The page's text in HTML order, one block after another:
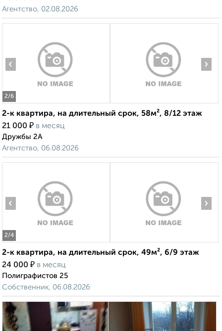
Агентство, 02.08.2026
2/6
‹ ›
2-к квартира, на длительный срок, 58м², 8/12 этаж
21 000 ₽ в месяц
Дружбы 2А
Агентство, 06.08.2026
2/4
‹ ›
2-к квартира, на длительный срок, 49м², 6/9 этаж
24 000 ₽ в месяц
Полиграфистов 25
Собственник, 06.08.2026